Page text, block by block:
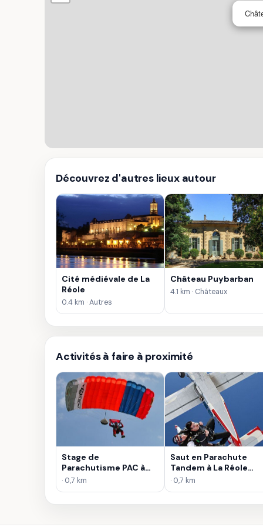
Découvrez d'autres lieux autour
Cité médiévale de La
Réole
0.4 km · Autres
Château Puybarban
4.1 km · Châteaux
Activités à faire à proximité
Stage de
Parachutisme PAC à
Bordeaux
· 0,7 km
Saut en Parachute
Tandem à La Réole
près de Bordeaux
· 0,7 km